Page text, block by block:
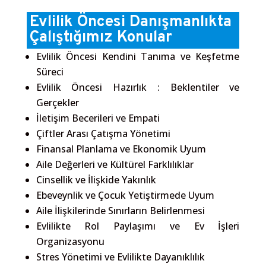
Evlilik Öncesi Danışmanlıkta
Çalıştığımız Konular
Evlilik Öncesi Kendini Tanıma ve Keşfetme
Süreci
Evlilik Öncesi Hazırlık : Beklentiler ve
Gerçekler
İletişim Becerileri ve Empati
Çiftler Arası Çatışma Yönetimi
Finansal Planlama ve Ekonomik Uyum
Aile Değerleri ve Kültürel Farklılıklar
Cinsellik ve İlişkide Yakınlık
Ebeveynlik ve Çocuk Yetiştirmede Uyum
Aile İlişkilerinde Sınırların Belirlenmesi
Evlilikte Rol Paylaşımı ve Ev İşleri
Organizasyonu
Stres Yönetimi ve Evlilikte Dayanıklılık